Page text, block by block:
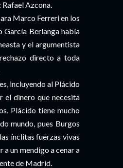
Rafael Azcona.
Marco Ferreri en los
García Berlanga había
y el argumentista
directo a toda
incluyendo al Plácido
el dinero que necesita
Plácido tiene mucho
mundo, pues Burgos
ínclitas fuerzas vivas
un mendigo a cenar a
de Madrid.